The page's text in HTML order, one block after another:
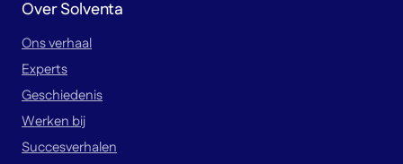
Over Solventa
Ons verhaal
Experts
Geschiedenis
Werken bij
Succesverhalen